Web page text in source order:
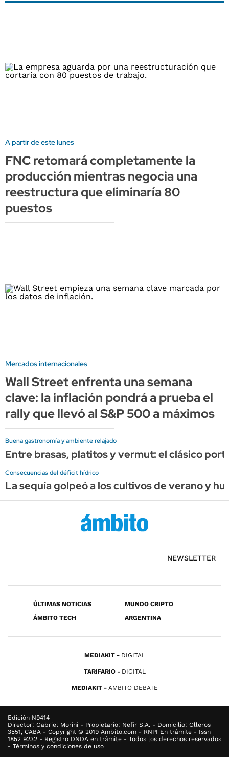
A partir de este lunes
FNC retomará completamente la
producción mientras negocia una
reestructura que eliminaría 80
puestos
Mercados internacionales
Wall Street enfrenta una semana
clave: la inflación pondrá a prueba el
rally que llevó al S&P 500 a máximos
Buena gastronomía y ambiente relajado
Entre brasas, platitos y vermut: el clásico
Consecuencias del déficit hídrico
La sequía golpeó a los cultivos de verano y
NEWSLETTER
ÚLTIMAS NOTICIAS
MUNDO CRIPTO
ÁMBITO TECH
ARGENTINA
MEDIAKIT DIGITAL
TARIFARIO DIGITAL
MEDIAKIT AMBITO DEBATE
Edición N9414
Director: Gabriel Morini - Propietario: Nefir S.A. - Domicilio: Olleros
3551, CABA - Copyright © 2019 Ambito.com - RNPI En trámite - Issn
1852 9232 - Registro DNDA en trámite - Todos los derechos reservados
- Términos y condiciones de uso